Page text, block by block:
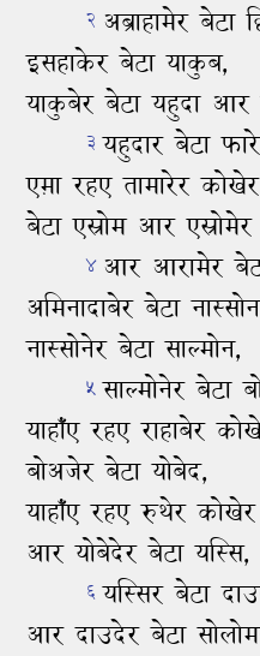
२ अब्राहामेर
इसहाकेर बेटा याकुब,
याकुबेर बेटा यहुदा आर
३ यहुदार बेटा
एम़ा रहए तामारेर
बेटा एस्रोम आर
४ आर आरामेर
अमिनादाबेर बेटा
नास्‍सोनेर बेटा साल्‍मोन,
५ साल्‍मोनेर बेटा
याहाँए रहए राहाबेर
बोअजेर बेटा योबेद,
याहाँए रहए रुथेर
आर योबेदेर बेटा यस्‍सि,
६ यस्‍सिर बेटा
आर दाउदेर बेटा